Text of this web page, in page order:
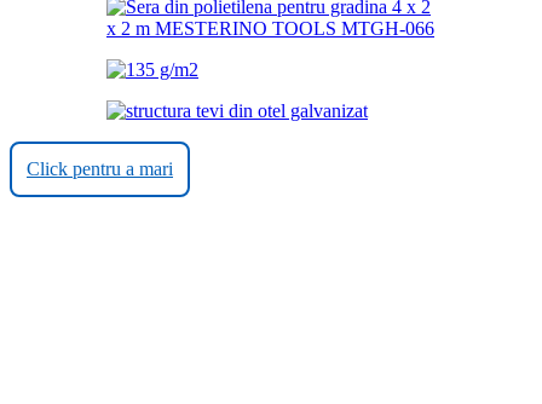
Click pentru a mari